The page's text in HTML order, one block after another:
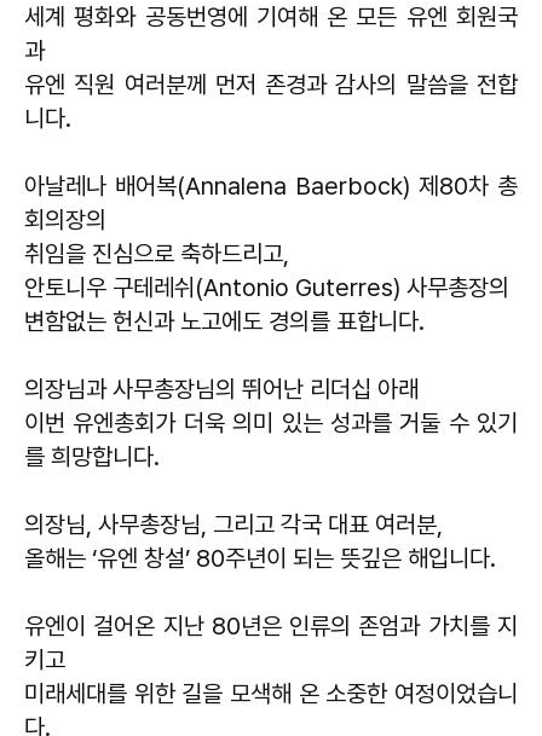
세계 평화와 공동번영에 기여해 온 모든 유엔 회원국
과
유엔 직원 여러분께 먼저 존경과 감사의 말씀을 전합
니다.
아날레나 배어복(Annalena Baerbock) 제80차 총
회의장의
취임을 진심으로 축하드리고,
안토니우 구테레쉬(Antonio Guterres) 사무총장의
변함없는 헌신과 노고에도 경의를 표합니다.
의장님과 사무총장님의 뛰어난 리더십 아래
이번 유엔총회가 더욱 의미 있는 성과를 거둘 수 있기
를 희망합니다.
의장님, 사무총장님, 그리고 각국 대표 여러분,
올해는 ‘유엔 창설’ 80주년이 되는 뜻깊은 해입니다.
유엔이 걸어온 지난 80년은 인류의 존엄과 가치를 지
키고
미래세대를 위한 길을 모색해 온 소중한 여정이었습니
다.